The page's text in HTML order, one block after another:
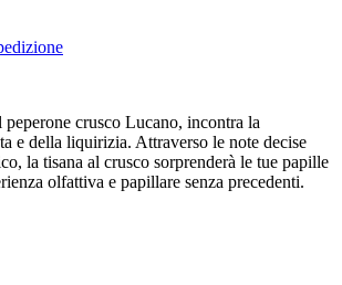
peperone crusco Lucano, incontra la
e della liquirizia. Attraverso le note decise
la tisana al crusco sorprenderà le tue papille
olfattiva e papillare senza precedenti.